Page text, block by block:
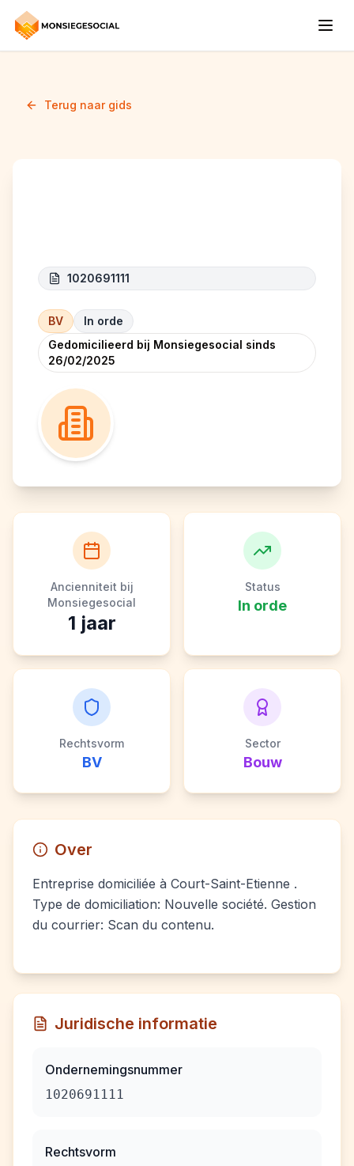
Terug naar gids
1020691111
BV
In orde
Gedomicilieerd bij Monsiegesocial sinds
26/02/2025
Ancienniteit bij
Monsiegesocial
1 jaar
Status
In orde
Rechtsvorm
BV
Sector
Bouw
Over
Entreprise domiciliée à Court-Saint-Etienne .
Type de domiciliation: Nouvelle société. Gestion
du courrier: Scan du contenu.
Juridische informatie
Ondernemingsnummer
1020691111
Rechtsvorm